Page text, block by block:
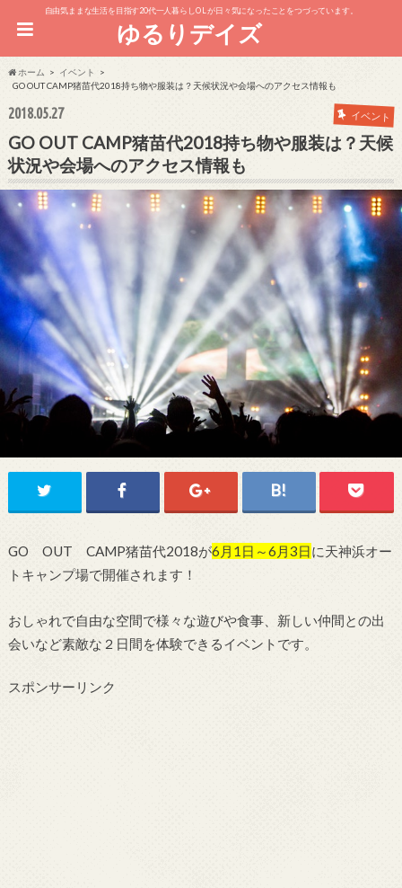
自由気ままな生活を目指す20代一人暮らしOL が日々気になったことをつづっています。
ゆるりデイズ
ホーム
イベント
GO OUT CAMP猪苗代2018持ち物や服装は？天候状況や会場へのアクセス情報も
2018.05.27 イベント
GO OUT CAMP猪苗代2018持ち物や服装は？天候
状況や会場へのアクセス情報も
GO OUT CAMP猪苗代2018が6月1日～6月3日に天神浜オー
トキャンプ場で開催されます！
おしゃれで自由な空間で様々な遊びや食事、新しい仲間との出
会いなど素敵な２日間を体験できるイベントです。
スポンサーリンク